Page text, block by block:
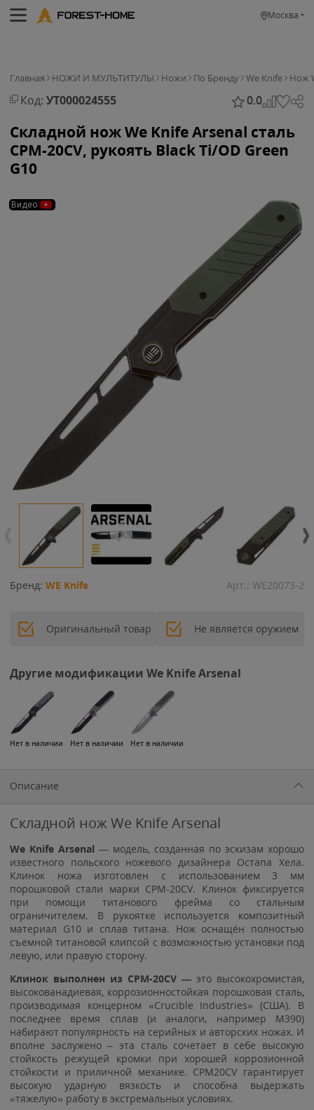
Москва
Главная НОЖИ И МУЛЬТИТУЛЫ Ножи По Бренду We Knife Нож
Код: УТ000024555 0.0
Складной нож We Knife Arsenal сталь
CPM-20CV, рукоять Black Ti/OD Green
G10
Видео
Бренд: WE Knife Арт.: WE20073-2
Оригинальный товар Не является оружием
Другие модификации We Knife Arsenal
Нет в наличии Нет в наличии Нет в наличии
Описание
Складной нож We Knife Arsenal
We Knife Arsenal — модель, созданная по эскизам хорошо
известного польского ножевого дизайнера Остапа Хела.
Клинок ножа изготовлен с использованием 3 мм
порошковой стали марки CPM-20CV. Клинок фиксируется
при помощи титанового фрейма со стальным
ограничителем. В рукоятке используется композитный
материал G10 и сплав титана. Нож оснащён полностью
съемной титановой клипсой с возможностью установки под
левую, или правую сторону.
Клинок выполнен из CPM-20CV — это высокохромистая,
высокованадиевая, коррозионностойкая порошковая сталь,
производимая концерном «Crucible Industries» (США). В
последнее время сплав (и аналоги, например M390)
набирают популярность на серийных и авторских ножах. И
вполне заслужено – эта сталь сочетает в себе высокую
стойкость режущей кромки при хорошей коррозионной
стойкости и приличной механике. CPM20CV гарантирует
высокую ударную вязкость и способна выдержать
«тяжелую» работу в экстремальных условиях.